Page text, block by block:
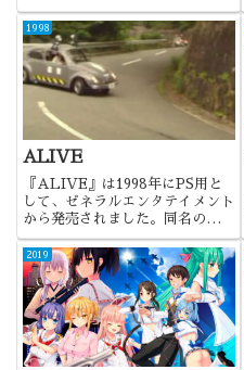
1998
ALIVE
『ALIVE』は1998年にPS用と
して、ゼネラルエンタテイメント
から発売されました。同名の
ADVは他にもありますが、今回
はPSの実写ゲーの方です。
2019